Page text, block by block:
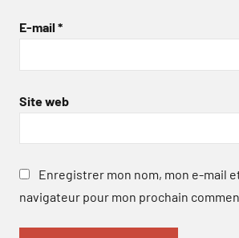
E-mail *
Site web
Enregistrer mon nom, mon e-mail
navigateur pour mon prochain